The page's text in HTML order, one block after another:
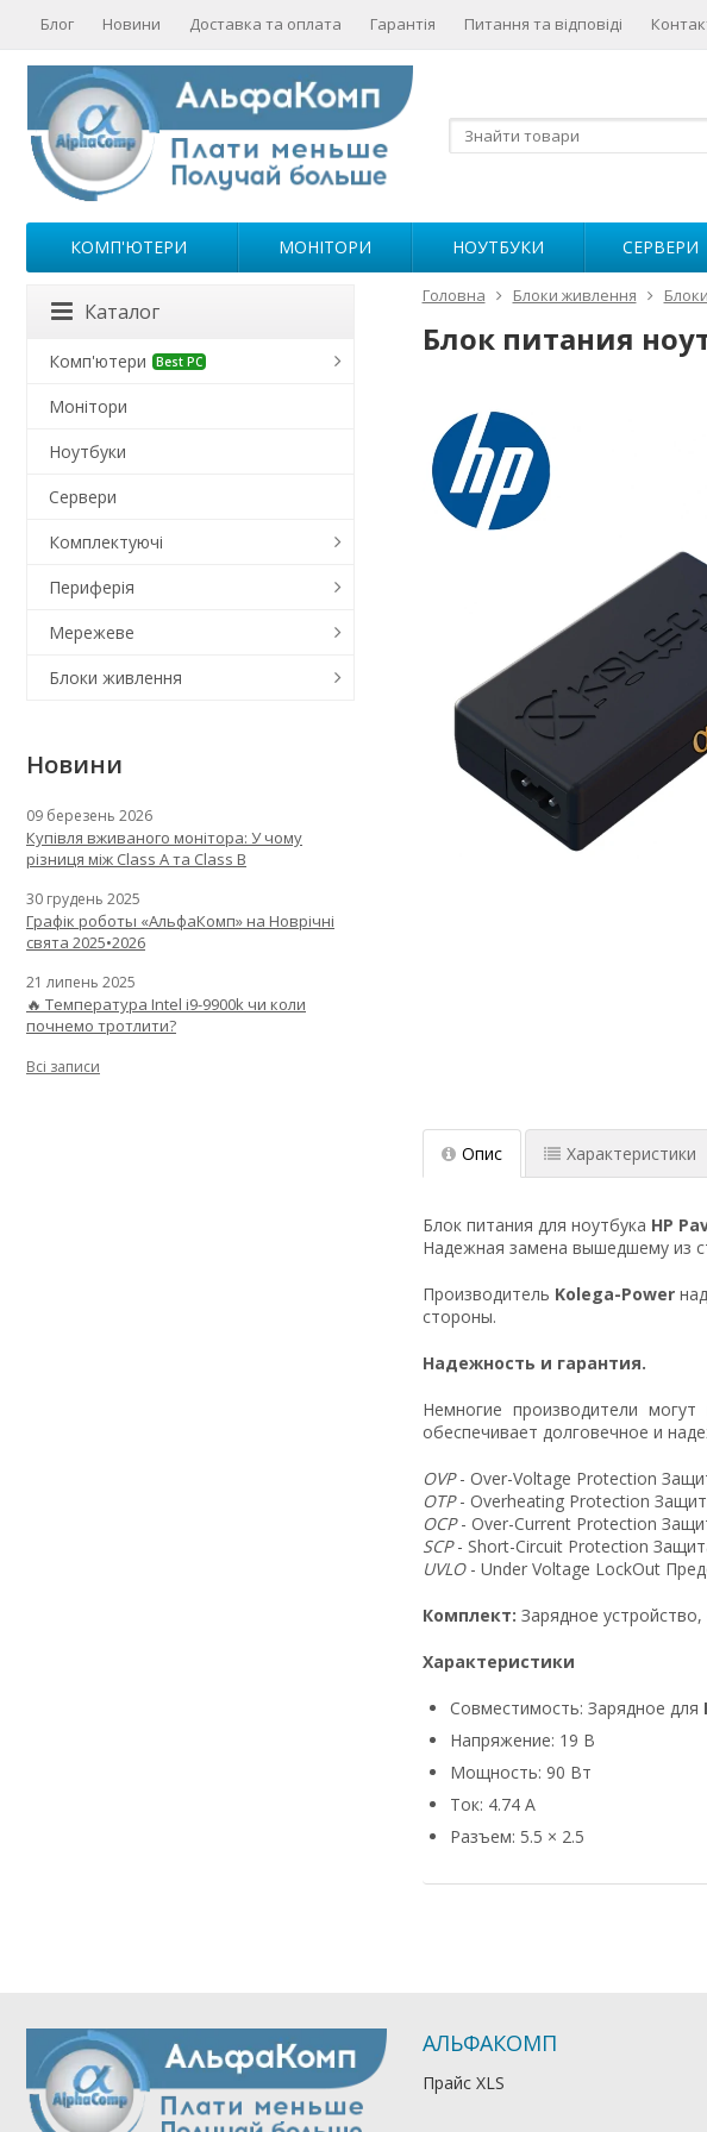
Блог Новини Доставка та оплата Гарантія Питання та відповіді
КОМП'ЮТЕРИ МОНІТОРИ НОУТБУКИ СЕРВЕРИ
Головна Блоки живлення
Блок питания
Опис Характеристики
Блок питания для ноутбука HP
Надежная замена вышедшему из
Производитель Kolega-Power
стороны.
Надежность и гарантия.
Немногие производители
обеспечивает долговечное и
OVP- Over-Voltage Protection
OTP- Overheating Protection
OCP- Over-Current Protection
SCP- Short-Circuit Protection
UVLO- Under Voltage LockOut
Комплект: Зарядное
Характеристики
Совместимость: Зарядное для
Напряжение: 19 В
Мощность: 90 Вт
Ток: 4.74 А
Разъем: 5.5 × 2.5
Каталог
Комп'ютери Best PC
Монітори
Ноутбуки
Сервери
Комплектуючі
Периферія
Мережеве
Блоки живлення
Новини
09 березень 2026
Купівля вживаного монітора: У чому
різниця між Class A та Class B
30 грудень 2025
Графік роботы «АльфаКомп» на Новрічні
свята 2025•2026
21 липень 2025
🔥 Температура Intel i9-9900k чи коли
почнемо тротлити?
Всі записи
АЛЬФАКОМП
Прайс XLS